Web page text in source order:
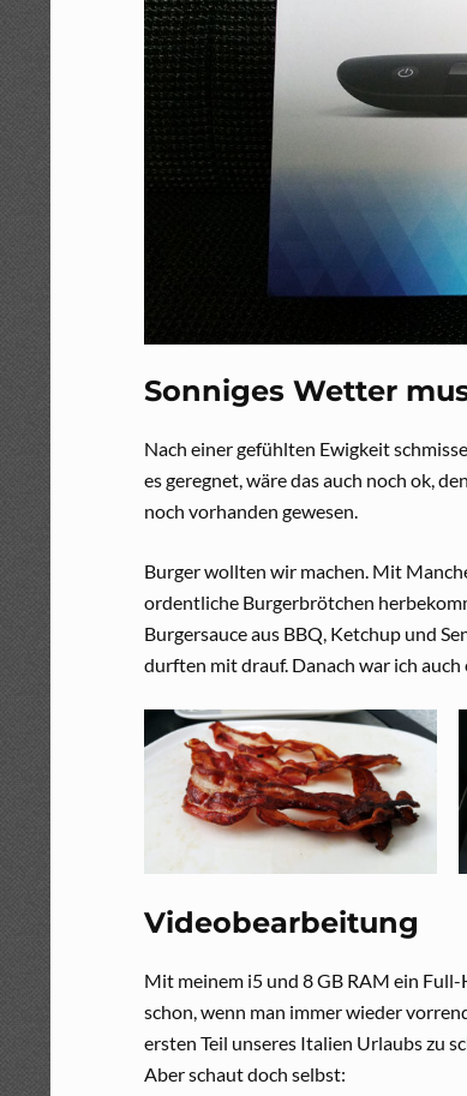
Sonniges Wetter
Nach einer gefühlten Ewigkeit
es geregnet, wäre das auch noch ok,
noch vorhanden gewesen.
Burger wollten wir machen. Mit
ordentliche Burgerbrötchen
Burgersauce aus BBQ, Ketchup und
durften mit drauf. Danach war ich
Videobearbeitung
Mit meinem i5 und 8 GB RAM ein
schon, wenn man immer wieder
ersten Teil unseres Italien Urlaubs zu
Aber schaut doch selbst: